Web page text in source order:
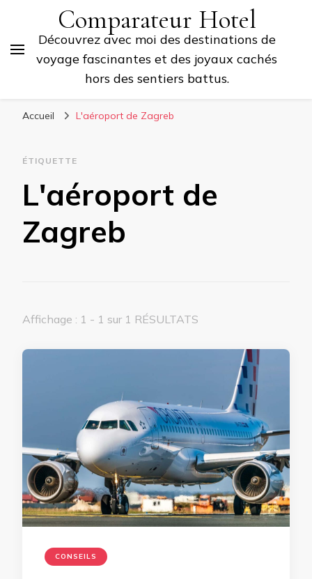
Comparateur Hotel
Découvrez avec moi des destinations de
voyage fascinantes et des joyaux cachés
hors des sentiers battus.
Accueil L'aéroport de Zagreb
ÉTIQUETTE
L'aéroport de
Zagreb
Affichage : 1 - 1 sur 1 RÉSULTATS
CONSEILS